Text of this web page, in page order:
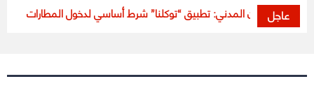
عاجل
الطيران المدني: تطبيق “توكلنا” شرط أساسي لدخول المطارات وصعود